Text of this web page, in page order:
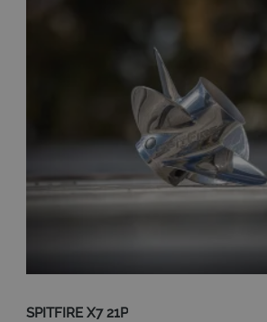
SPITFIRE X7 21P